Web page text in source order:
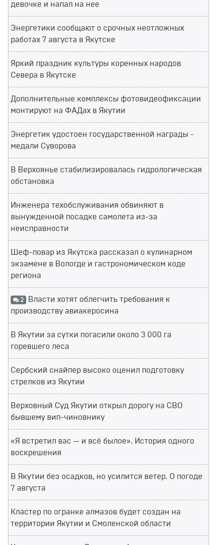
девочке и напал на нее
Энергетики сообщают о срочных неотложных
работах 7 августа в Якутске
Яркий праздник культуры коренных народов
Севера в Якутске
Дополнительные комплексы фотовидеофиксации
монтируют на ФАДах в Якутии
Энергетик удостоен государственной награды -
медали Суворова
В Верхоянье стабилизировалась гидрологическая
обстановка
Инженера техобслуживания обвиняют в
вынужденной посадке самолета из-за
неисправности
Шеф-повар из Якутска рассказал о кулинарном
экзамене в Вологде и гастрономическом коде
региона
2 Власти хотят облегчить требования к
производству авиакеросина
В Якутии за сутки погасили около 3 000 га
горевшего леса
Сербский снайпер высоко оценил подготовку
стрелков из Якутии
Верховный Суд Якутии открыл дорогу на СВО
бывшему вип-чиновнику
«Я встретил вас — и всё былое». История одного
воскрешения
В Якутии без осадков, но усилится ветер. О погоде
7 августа
Кластер по огранке алмазов будет создан на
территории Якутии и Смоленской области